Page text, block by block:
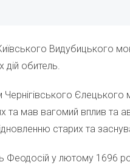
Видубицького
дій обитель.
Чернігівського
та мав вагомий вплив та
старих та
Феодосій у лютому 1696